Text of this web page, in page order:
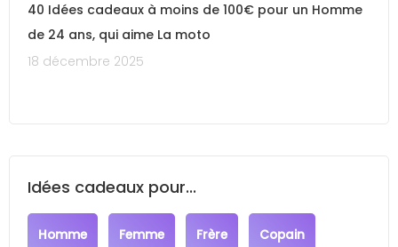
40 Idées cadeaux à moins de 100€ pour un Homme
de 24 ans, qui aime La moto
18 décembre 2025
Idées cadeaux pour...
Homme Femme Frère Copain